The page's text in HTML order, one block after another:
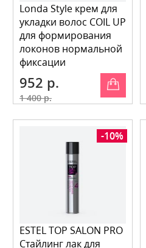
Londa Style крем для
укладки волос COIL UP
для формирования
локонов нормальной
фиксации
952 р.
1 400 р.
-10%
ESTEL TOP SALON PRO
Стайлинг лак для